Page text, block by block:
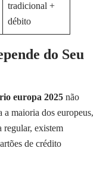
tradicional +
débito
do Seu
europa 2025 não
a maioria dos europeus,
regular, existem
de crédito